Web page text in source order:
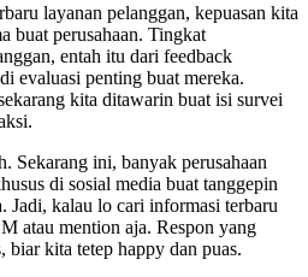
layanan pelanggan, kepuasan kita
buat perusahaan. Tingkat
entah itu dari feedback
evaluasi penting buat mereka.
kita ditawarin buat isi survei
Sekarang ini, banyak perusahaan
di sosial media buat tanggepin
Jadi, kalau lo cari informasi terbaru
atau mention aja. Respon yang
biar kita tetep happy dan puas.